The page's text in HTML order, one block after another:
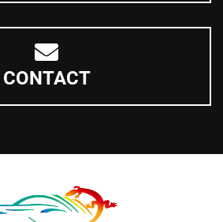
CONTACT